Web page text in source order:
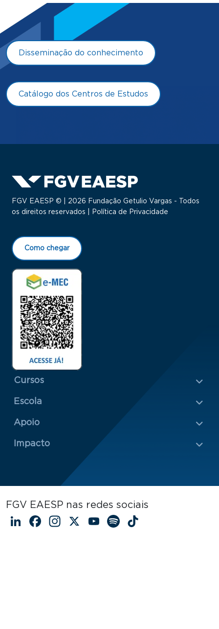
Disseminação do conhecimento
Catálogo dos Centros de Estudos
FGV EAESP © | 2026 Fundação Getulio Vargas - Todos
os direitos reservados |
Política de Privacidade
Como chegar
Menu Rodapé 1
Cursos
Escola
Rodapé 2
Apoio
Impacto
FGV EAESP nas redes sociais
LinkedIn
Facebook
Instagram
X YouTube
Spotify